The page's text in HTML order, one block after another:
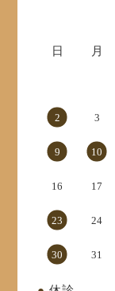
日 月
2 3
9 10
16 17
23 24
30 31